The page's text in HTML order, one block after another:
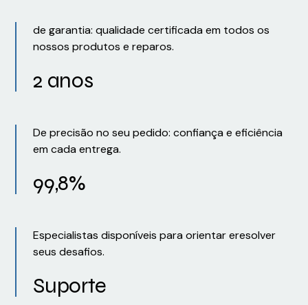
de garantia: qualidade certificada em todos os
nossos produtos e reparos.
2 anos
De precisão no seu pedido: confiança e eficiência
em cada entrega.
99,8%
Especialistas disponíveis para orientar eresolver
seus desafios.
Suporte